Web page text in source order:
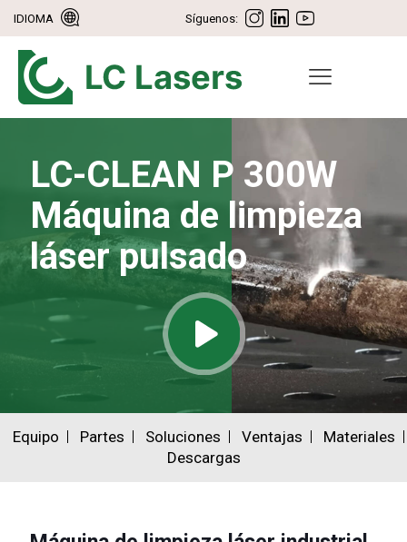
IDIOMA Síguenos:
LC-CLEAN P 300W
Máquina de limpieza
láser pulsado
Equipo Partes Soluciones Ventajas
Materiales
Descargas